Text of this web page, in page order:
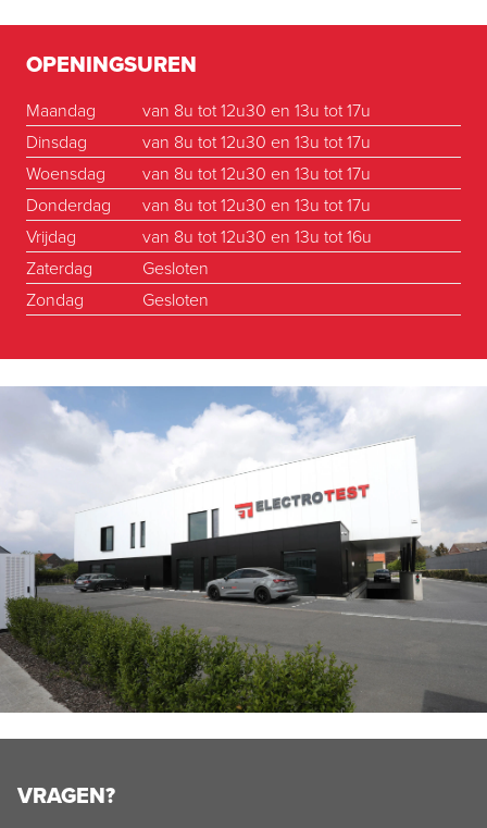
OPENINGSUREN
Maandag
van 8u tot 12u30 en 13u tot 17u
Dinsdag
van 8u tot 12u30 en 13u tot 17u
Woensdag
van 8u tot 12u30 en 13u tot 17u
Donderdag
van 8u tot 12u30 en 13u tot 17u
Vrijdag
van 8u tot 12u30 en 13u tot 16u
Zaterdag
Gesloten
Zondag
Gesloten
VRAGEN?